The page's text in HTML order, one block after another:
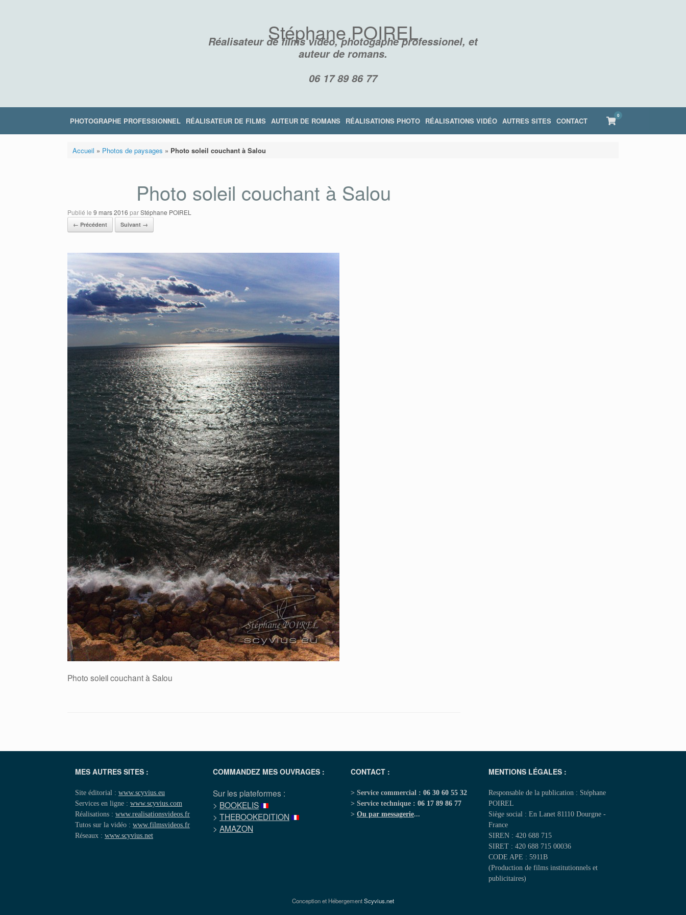
Stéphane POIREL
Réalisateur de films vidéo, photogaphe professionel, et
auteur de romans.
06 17 89 86 77
PHOTOGRAPHE PROFESSIONNEL RÉALISATEUR DE FILMS AUTEUR DE ROMANS RÉALISATIONS PHOTO RÉALISATIONS VIDÉO AUTRES SITES CONTACT View
shopping
cart
0
Accueil » Photos de paysages » Photo soleil couchant à Salou
Photo soleil couchant à Salou
Publié le 9 mars 2016 parStéphane POIREL
← Précédent Suivant →
Photo soleil couchant à Salou
MES AUTRES SITES :
Site éditorial : www.scyvius.eu
Services en ligne : www.scyvius.com
Réalisations : www.realisationsvideos.fr
Tutos sur la vidéo : www.filmsvideos.fr
Réseaux : www.scyvius.net
COMMANDEZ MES OUVRAGES :
Sur les plateformes :
> BOOKELIS
> THEBOOKEDITION
> AMAZON
CONTACT :
> Service commercial : 06 30 60 55 32
> Service technique : 06 17 89 86 77
> Ou par messagerie...
MENTIONS LÉGALES :
Responsable de la publication : Stéphane
POIREL
Siège social : En Lanet 81110 Dourgne -
France
SIREN : 420 688 715
SIRET : 420 688 715 00036
CODE APE : 5911B
(Production de films institutionnels et
publicitaires)
Conception et HébergementScyvius.net